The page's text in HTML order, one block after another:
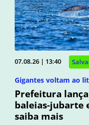
07.08.26 | 13:40
Gigantes voltam ao
Prefeitura
baleias-jubarte
saiba mais